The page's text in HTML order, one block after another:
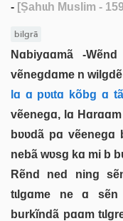
- [Ṣahɩɩh Muslim -
bilgrã
Nɑbiyɑɑmã -
vẽnegdɑme n
lɑ ɑ pʋɩtɑ kõbg ɑ
vẽenegɑ, lɑ
bʋʋdã pɑ
nebã wʋsg kɑ mi b
Rẽnd ned ning
tɩlgɑme ne ɑ sẽn
burkĩndã pɑɑm